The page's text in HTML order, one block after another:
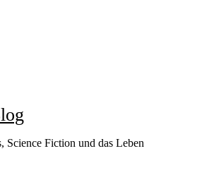
Science Fiction und das Leben